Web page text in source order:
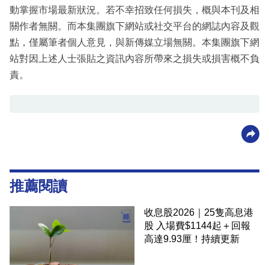
動掌握市場最新狀況。若不幸招致任何損失，概與本刊及相
關作者無關。而本集團旗下網站或社交平台的網誌內容及觀
點，僅屬筆者個人意見，與新傳媒立場無關。本集團旗下網
站對因上述人士張貼之資訊內容所帶來之損失或損害概不負
責。
推薦閱讀
收息股2026｜25隻高息港
股 入場費$1144起＋回報
高達9.93厘！持續更新